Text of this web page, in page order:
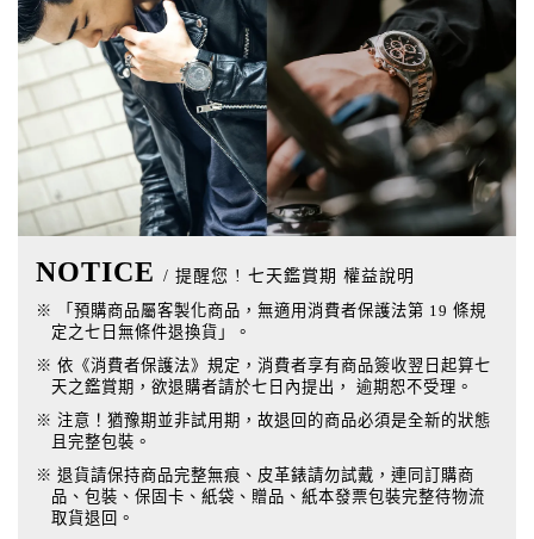
NOTICE / 提醒您 ! 七天鑑賞期 權益說明
※ 「預購商品屬客製化商品，無適用消費者保護法第 19 條規
定之七日無條件退換貨」。
※ 依《消費者保護法》規定，消費者享有商品簽收翌日起算七
天之鑑賞期，欲退購者請於七日內提出， 逾期恕不受理。
※ 注意！猶豫期並非試用期，故退回的商品必須是全新的狀態
且完整包裝。
※ 退貨請保持商品完整無痕、皮革錶請勿試戴，連同訂購商
品、包裝、保固卡、紙袋、贈品、紙本發票包裝完整待物流
取貨退回。